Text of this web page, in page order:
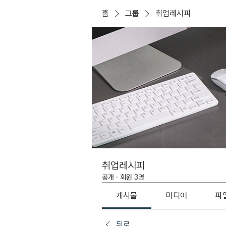
홈 그룹 취업레시피
취업레시피
공개 · 회원 3명
게시물 미디어 파